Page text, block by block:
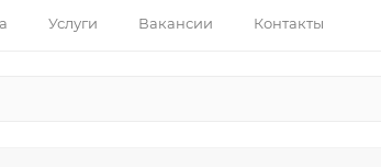
Услуги Вакансии Контакты